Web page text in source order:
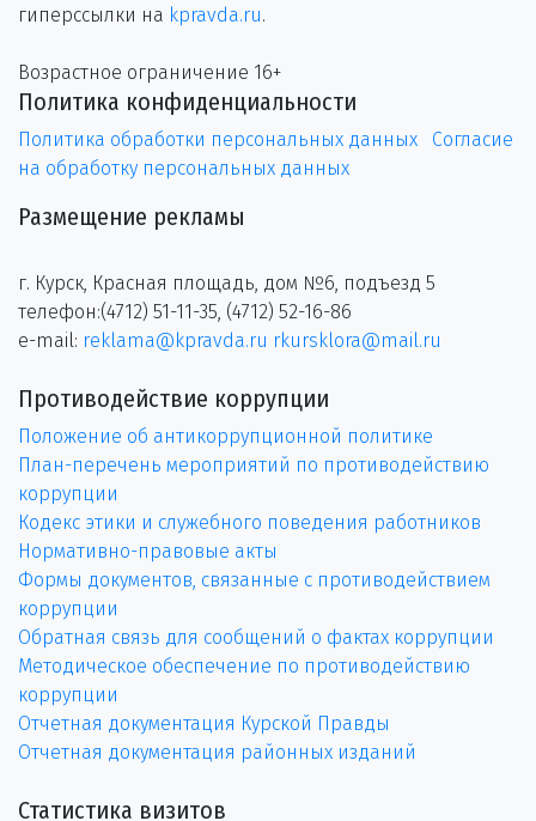
гиперссылки на kpravda.ru.
Возрастное ограничение 16+
Политика конфиденциальности
Политика обработки персональных данных
Согласие
на обработку персональных данных
Размещение рекламы
г. Курск, Красная площадь, дом №6, подъезд 5
телефон:(4712) 51-11-35, (4712) 52-16-86
e-mail: reklama@kpravda.ru rkursklora@mail.ru
Противодействие коррупции
Положение об антикоррупционной политике
План-перечень мероприятий по противодействию
коррупции
Кодекс этики и служебного поведения работников
Нормативно-правовые акты
Формы документов, связанные с противодействием
коррупции
Обратная связь для сообщений о фактах коррупции
Методическое обеспечение по противодействию
коррупции
Отчетная документация Курской Правды
Отчетная документация районных изданий
Статистика визитов